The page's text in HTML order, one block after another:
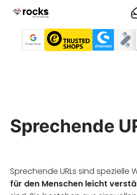
Sprechende
Sprechende URLs sind spezielle
für den Menschen leicht